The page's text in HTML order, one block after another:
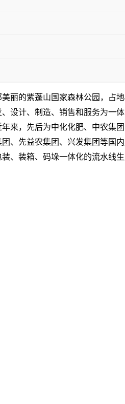
的紫蓬山国家森林公园，占
设计、制造、销售和服务为一体
来，先后为中化化肥、中农集
、先益农集团、兴发集团等国
、装箱、码垛一体化的流水线